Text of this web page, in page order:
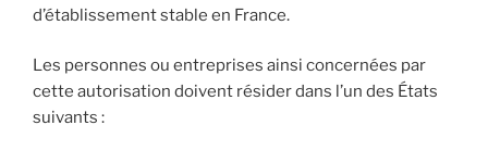
d’établissement stable en France.
Les personnes ou entreprises ainsi concernées par
cette autorisation doivent résider dans l’un des États
suivants :